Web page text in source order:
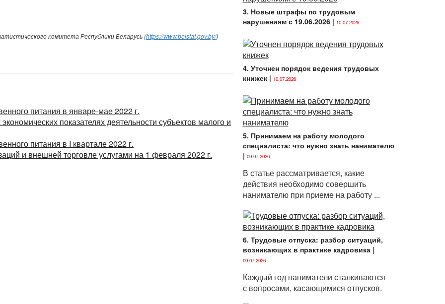
комитета Республики Беларусь (https://www.belstat.gov.by/)
питания в январе-мае 2022 г.
показателях деятельности субъектов малого и
питания в I квартале 2022 г.
и внешней торговле услугами на 1 февраля 2022 г.
3. Новые штрафы по трудовым
нарушениям с 19.06.2026| 10.07.2026
4. Уточнен порядок ведения трудовых
книжек| 10.07.2026
5. Принимаем на работу молодого
специалиста: что нужно знать нанимателю
| 09.07.2026
В статье рассматривается, какие
действия необходимо совершить
нанимателю при приеме на работу ...
6. Трудовые отпуска: разбор ситуаций,
возникающих в практике кадровика|
09.07.2026
Каждый год наниматели сталкиваются
с вопросами, касающимися отпусков.